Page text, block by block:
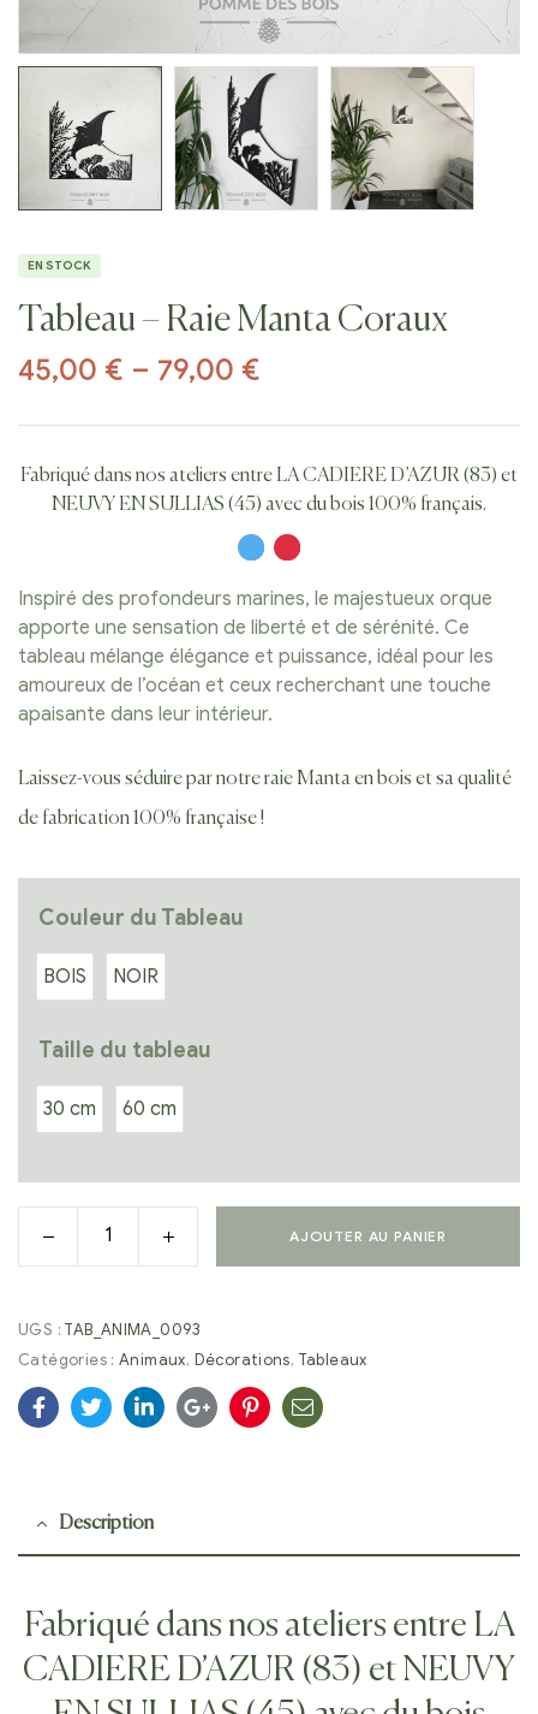
EN STOCK
Tableau – Raie Manta Coraux
45,00 € – 79,00 €
Fabriqué dans nos ateliers entre LA CADIERE D’AZUR (83) et
NEUVY EN SULLIAS (45) avec du bois 100% français.
Inspiré des profondeurs marines, le majestueux orque
apporte une sensation de liberté et de sérénité. Ce
tableau mélange élégance et puissance, idéal pour les
amoureux de l’océan et ceux recherchant une touche
apaisante dans leur intérieur.
Laissez-vous séduire par notre raie Manta en bois et sa qualité
de fabrication 100% française !
Couleur du Tableau
BOIS NOIR
Taille du tableau
30 cm 60 cm
AJOUTER AU PANIER
UGS : TAB_ANIMA_0093
Catégories :Animaux, Décorations, Tableaux
Facebook
TwitterLinkedinGoogle+Pinterest
E-
Description
Fabriqué dans nos ateliers entre LA
CADIERE D’AZUR (83) et NEUVY